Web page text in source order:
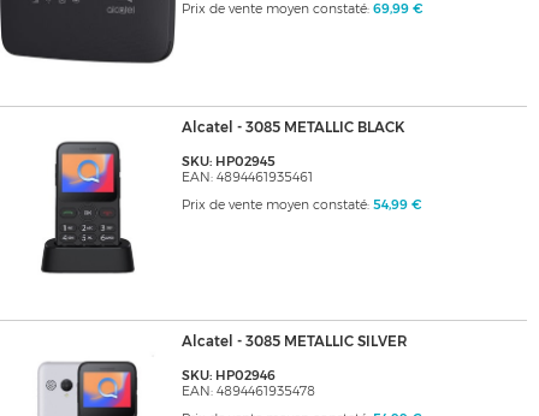
Prix de vente moyen constaté: 69,99 €
Alcatel - 3085 METALLIC BLACK
SKU: HP02945
EAN: 4894461935461
Prix de vente moyen constaté: 54,99 €
Alcatel - 3085 METALLIC SILVER
SKU: HP02946
EAN: 4894461935478